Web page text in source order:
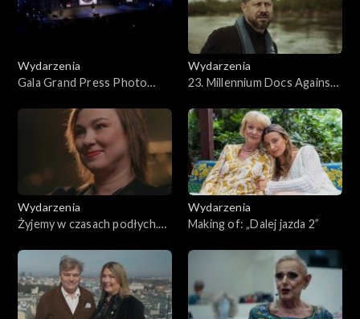
Wydarzenia
Gala Grand Press Photo
Wydarzenia
23. Millennium Docs Against
Wydarzenia
Żyjemy w czasach podłych.
Wydarzenia
Making of: „Dalej jazda 2”